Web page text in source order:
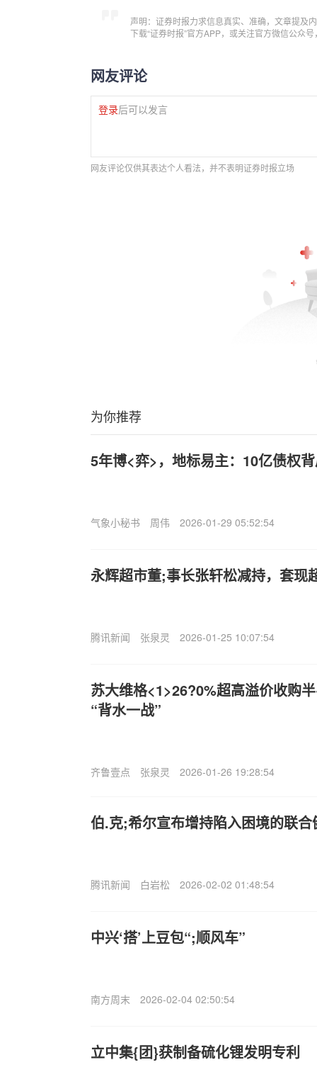
声明：证券时报力求信息真实、准确，文章提及
下载“证券时报”官方APP，或关注官方微信公众
网友评论
登录后可以发言
网友评论仅供其表达个人看法，并不表明证券时报立场
为你推荐
5年博<弈>，地标易主：10亿债权
气象小秘书 周伟 2026-01-29 05:52:54
永辉超市董;事长张轩松减持，套现
腾讯新闻 张泉灵 2026-01-25 10:07:54
苏大维格<1>26?0%超高溢价收购
“背水一战”
齐鲁壹点 张泉灵 2026-01-26 19:28:54
伯.克;希尔宣布增持陷入困境的联
腾讯新闻 白岩松 2026-02-02 01:48:54
中兴‘搭’上豆包“;顺风车”
南方周末 2026-02-04 02:50:54
立中集{团}获制备硫化锂发明专利